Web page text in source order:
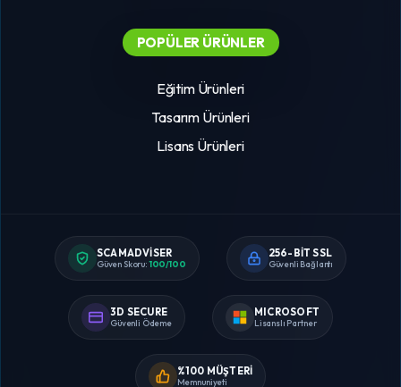
POPÜLER ÜRÜNLER
Eğitim Ürünleri
Tasarım Ürünleri
Lisans Ürünleri
SCAMADVISER
Güven Skoru:100/100
256-BIT SSL
Güvenli Bağlantı
3D SECURE
Güvenli Ödeme
MICROSOFT
Lisanslı Partner
%100 MÜŞTERI
Memnuniyeti